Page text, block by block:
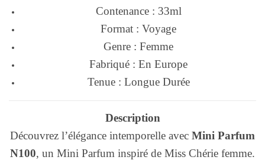
Contenance : 33ml
Format : Voyage
Genre : Femme
Fabriqué : En Europe
Tenue : Longue Durée
Description
Découvrez l’élégance intemporelle avec Mini Parfum
N100, un Mini Parfum inspiré de Miss Chérie femme.